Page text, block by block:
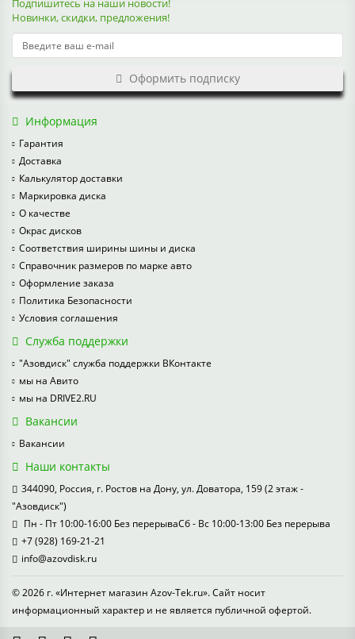
Подпишитесь на наши новости!
Новинки, скидки, предложения!
Оформить подписку
Информация
Гарантия
Доставка
Калькулятор доставки
Маркировка диска
О качестве
Окрас дисков
Соответствия ширины шины и диска
Справочник размеров по марке авто
Оформление заказа
Политика Безопасности
Условия соглашения
Служба поддержки
"Азовдиск" служба поддержки ВКонтакте
мы на Авито
мы на DRIVE2.RU
Вакансии
Вакансии
Наши контакты
344090, Россия, г. Ростов на Дону, ул. Доватора, 159 (2 этаж -
"Азовдиск")
Пн - Пт 10:00-16:00 Без перерываСб - Вс 10:00-13:00 Без перерыва
+7 (928) 169-21-21
info@azovdisk.ru
© 2026 г. «Интернет магазин Azov-Tek.ru». Сайт носит
информационный характер и не является публичной офертой.